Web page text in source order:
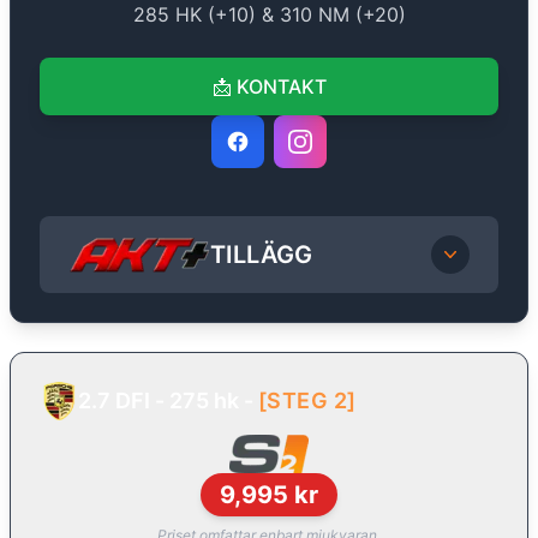
285 HK (+10) & 310 NM (+20)
📩 KONTAKT
TILLÄGG
[STEG 2]
9,995 kr